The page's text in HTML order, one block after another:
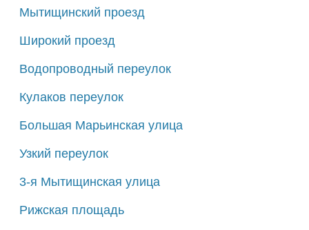
Мытищинский проезд
Широкий проезд
Водопроводный переулок
Кулаков переулок
Большая Марьинская улица
Узкий переулок
3-я Мытищинская улица
Рижская площадь